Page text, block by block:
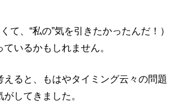
くて、“私の”気を引きたかったんだ！）
いるかもしれません。
ると、もはやタイミング云々の問題
してきました。